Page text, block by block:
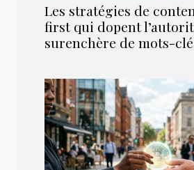
Les stratégies de
first qui dopent
surenchère de mots-